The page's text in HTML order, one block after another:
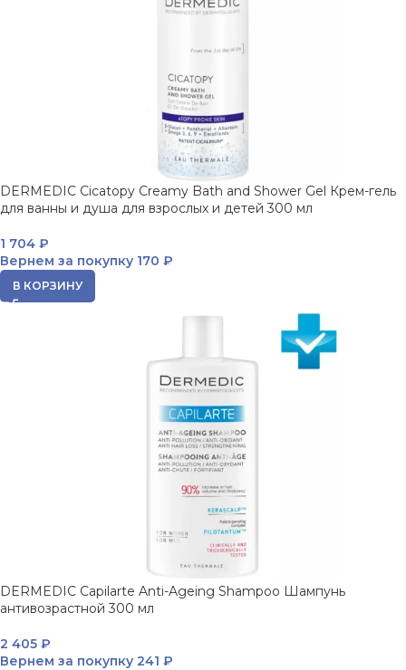
DERMEDIC Cicatopy Creamy Bath and Shower Gel Крем-гель
для ванны и душа для взрослых и детей 300 мл
1 704 ₽
Вернем за покупку 170 ₽
В КОРЗИНУ
DERMEDIC Capilarte Anti-Ageing Shampoo Шампунь
антивозрастной 300 мл
2 405 ₽
Вернем за покупку 241 ₽